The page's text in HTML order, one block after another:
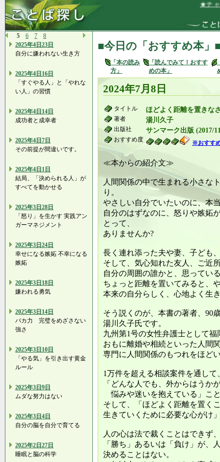
★チャン
5 6 7
8
2025年4日23日
自分に嫌われない生き方
2025年4日16日
「すぐやる人」と「やれな
い人」の習慣
2025年4日14日
成功者と成幸者
2025年4日7日
その前提が間違いです。
2025年4日1日
結局、「決められる人」が
すべてを動かせる
2025年3日28日
「怒り」を生かす 実践アン
ガーマネジメント
2025年3日24日
幸せになる嫉妬 不幸になる
嫉妬
2025年3日18日
嫌われる勇気
2025年3日14日
バカ力 完璧をめざさない
強さ
2025年3日10日
「やる気」を引き出す黄金
ルール
2025年3日9日
ムダな努力はない
2025年3日4日
自分の脳を自分で育てる
2025年2日27日
睡眠と脳の科学
■今日の「おすすめ本」
「本の読み
方」
「読んでみて！おすす
めの本」
2024年7月8日
タイトル ほどよく距離を置きな
著者 湯川久子
出版社 サンマーク出版 (2017/
おすすめ度 ※おすす
≪本からの紹介文≫
人間関係の中で生まれる小さな
り。
やさしい自分でいたいのに、本
自分のはずなのに、怒りや嫉妬
とって、
ありませんか?
長く連れ添った夫や妻、子ども
そして、気心知れた友人、ご近
自分の周囲の誰かと、思ってい
ちょっと距離を置いてみると、
本来の自分らしく、心地よく生
そう説くのが、本書の著者、90
湯川久子氏です。
九州第1号の女性弁護士として
おもに離婚や相続といった人間
専門に人間関係のもつれをほど
1万件を超える相談案件を通して
「どんな人でも、外からはうか
悩みや迷いを抱えている」こ
そして、「ほどよく距離を置く
生きていくために必要な心がけ
人の心は法で裁くことはできず
「勝ち」あるいは「負け」が、
決めることはない。